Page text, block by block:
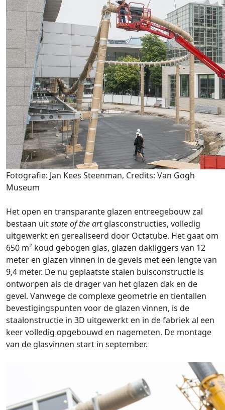
Fotografie: Jan Kees Steenman, Credits: Van Gogh
Museum
Het open en transparante glazen entreegebouw zal
bestaan uitstate of the artglasconstructies, volledig
uitgewerkt en gerealiseerd door Octatube. Het gaat om
650 m² koud gebogen glas, glazen dakliggers van 12
meter en glazen vinnen in de gevels met een lengte van
9,4 meter. De nu geplaatste stalen buisconstructie is
ontworpen als de drager van het glazen dak en de
gevel. Vanwege de complexe geometrie en tientallen
bevestigingspunten voor de glazen vinnen, is de
staalonstructie in 3D uitgewerkt en in de fabriek al een
keer volledig opgebouwd en nagemeten. De montage
van de glasvinnen start in september.